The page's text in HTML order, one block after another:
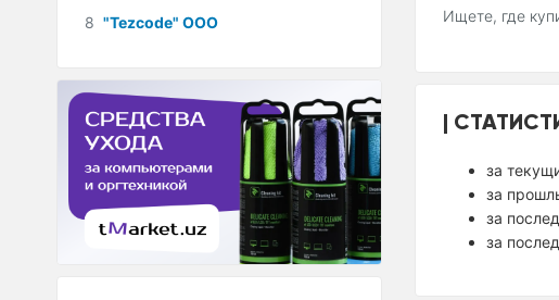
Ищете, где
за
за
за
за
8 "Tezcode" ООО